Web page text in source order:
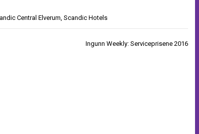
Central Elverum Scandic Hotels
Ingunn Weekly: Serviceprisene 2016